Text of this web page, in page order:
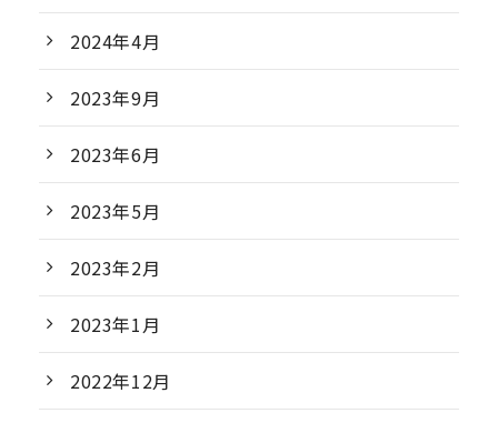
2024年4月
2023年9月
2023年6月
2023年5月
2023年2月
2023年1月
2022年12月